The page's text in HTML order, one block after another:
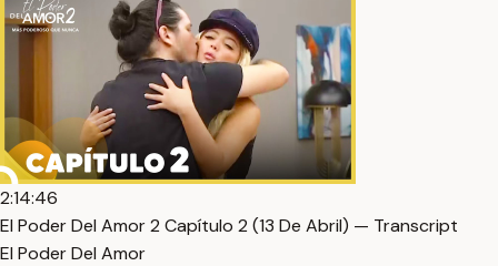
2:14:46
El Poder Del Amor 2 Capítulo 2 (13 De Abril) — Transcript
El Poder Del Amor